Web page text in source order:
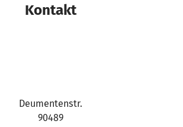
Kontakt
Deumentenstr.
90489